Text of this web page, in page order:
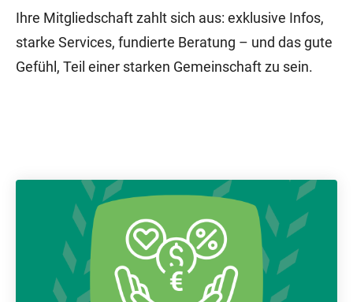
Ihre Mitgliedschaft zahlt sich aus: exklusive Infos,
starke Services, fundierte Beratung – und das gute
Gefühl, Teil einer starken Gemeinschaft zu sein.